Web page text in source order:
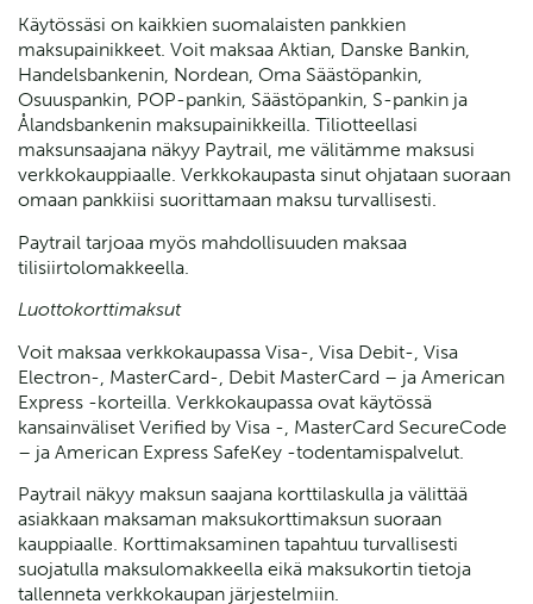
Käytössäsi on kaikkien suomalaisten pankkien
maksupainikkeet. Voit maksaa Aktian, Danske Bankin,
Handelsbankenin, Nordean, Oma Säästöpankin,
Osuuspankin, POP-pankin, Säästöpankin, S-pankin ja
Ålandsbankenin maksupainikkeilla. Tiliotteellasi
maksunsaajana näkyy Paytrail, me välitämme maksusi
verkkokauppiaalle. Verkkokaupasta sinut ohjataan suoraan
omaan pankkiisi suorittamaan maksu turvallisesti.
Paytrail tarjoaa myös mahdollisuuden maksaa
tilisiirtolomakkeella.
Luottokorttimaksut
Voit maksaa verkkokaupassa Visa-, Visa Debit-, Visa
Electron-, MasterCard-, Debit MasterCard – ja American
Express -korteilla. Verkkokaupassa ovat käytössä
kansainväliset Verified by Visa -, MasterCard SecureCode
– ja American Express SafeKey -todentamispalvelut.
Paytrail näkyy maksun saajana korttilaskulla ja välittää
asiakkaan maksaman maksukorttimaksun suoraan
kauppiaalle. Korttimaksaminen tapahtuu turvallisesti
suojatulla maksulomakkeella eikä maksukortin tietoja
tallenneta verkkokaupan järjestelmiin.